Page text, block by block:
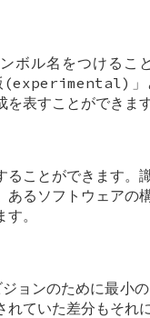
ボル名をつけるこ
」と
を表すことができま
ことができます。
るソフトウェアの
。
ョンのために最小
ていた差分もそれ